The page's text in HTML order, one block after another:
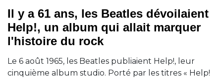
Il y a 61 ans, les Beatles dévoilaient
Help!, un album qui allait marquer
l'histoire du rock
Le 6 août 1965, les Beatles publiaient Help!, leur
cinquième album studio. Porté par les titres « Help!